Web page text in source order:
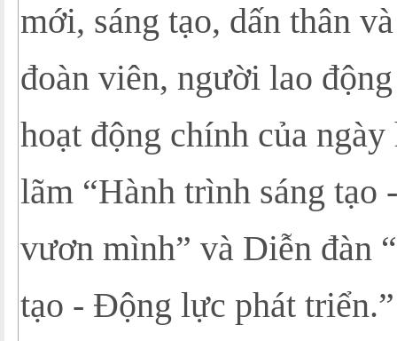
mới, sáng tạo, dấn thân
đoàn viên, người lao
hoạt động chính của
lãm “Hành trình sáng tạo
vươn mình” và Diễn đàn
tạo - Động lực phát triển.”